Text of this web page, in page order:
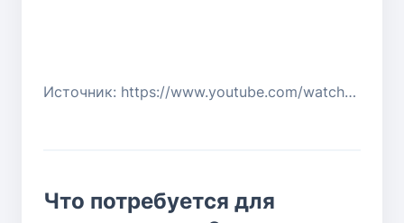
Источник: https://www.youtube.com/watch?v=7tSuLCCx3wo
Что потребуется для